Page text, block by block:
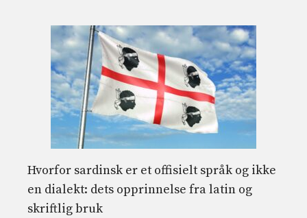
Hvorfor sardinsk er et offisielt språk og ikke
en dialekt: dets opprinnelse fra latin og
skriftlig bruk